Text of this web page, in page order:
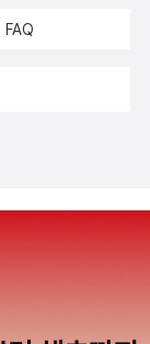
탄을 자아내는 예
고 싶은 책을 마음
을 논했다. 요즘 유
FAQ